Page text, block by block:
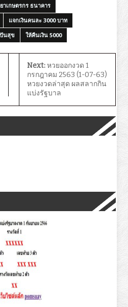
ยาเกษตรกร ธนาคาร
แจกเงินคนละ 3000 บาท
ปันสุข ให้คืนเงิน 5000
Next:หวยออกงวด 1
กรกฎาคม 2563 (1-07-63)
หวยงวดล่าสุด ผลสลากกิน
แบ่งรัฐบาล